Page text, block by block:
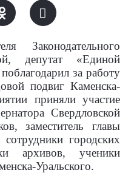
Законодательного
депутат «Единой
за работу
подвиг Каменска-
приняли участие
Свердловской
заместитель главы
городских
архивов, ученики
Уральского.